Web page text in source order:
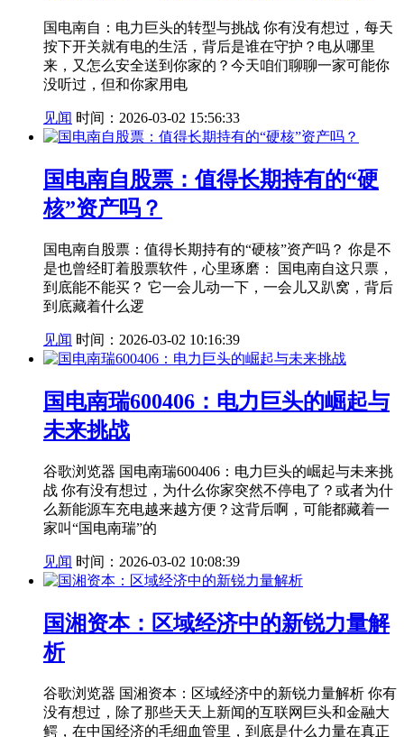
国电南自：电力巨头的转型与挑战 你有没有想过，每天
按下开关就有电的生活，背后是谁在守护？电从哪里
来，又怎么安全送到你家的？今天咱们聊聊一家可能你
没听过，但和你家用电
见闻 时间：2026-03-02 15:56:33
国电南自股票：值得长期持有的“硬
核”资产吗？
国电南自股票：值得长期持有的“硬核”资产吗？ 你是不
是也曾经盯着股票软件，心里琢磨： 国电南自这只票，
到底能不能买？ 它一会儿动一下，一会儿又趴窝，背后
到底藏着什么逻
见闻 时间：2026-03-02 10:16:39
国电南瑞600406：电力巨头的崛起与
未来挑战
谷歌浏览器 国电南瑞600406：电力巨头的崛起与未来挑
战 你有没有想过，为什么你家突然不停电了？或者为什
么新能源车充电越来越方便？这背后啊，可能都藏着一
家叫“国电南瑞”的
见闻 时间：2026-03-02 10:08:39
国湘资本：区域经济中的新锐力量解
析
谷歌浏览器 国湘资本：区域经济中的新锐力量解析 你有
没有想过，除了那些天天上新闻的互联网巨头和金融大
鳄，在中国经济的毛细血管里，到底是什么力量在真正